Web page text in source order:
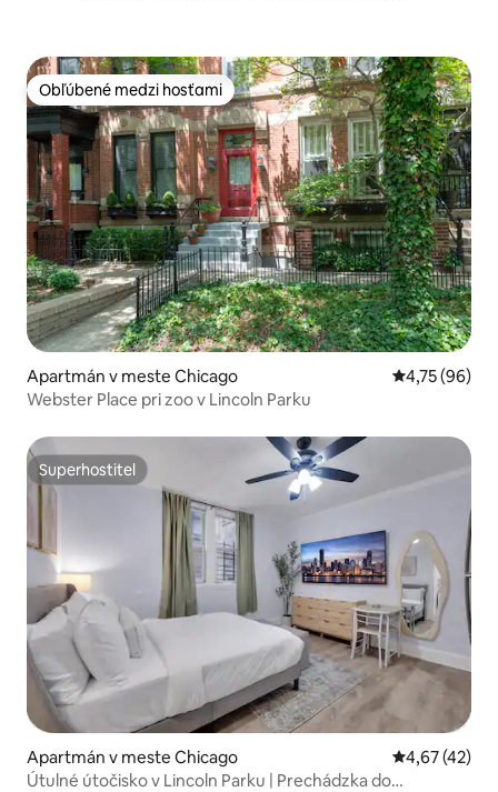
Obľúbené medzi hosťami
Obľúbené medzi hosťami
Apartmán v meste Chicago Priemerné
4,75 (96)
Webster Place pri zoo v Lincoln Parku
Superhostiteľ
Superhostiteľ
Apartmán v meste Chicago Priemerné
4,67 (42)
Útulné útočisko v Lincoln Parku | Prechádzka do